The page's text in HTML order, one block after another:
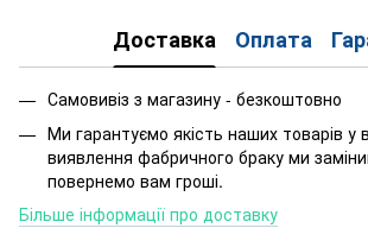
Доставка Оплата
Самовивіз з магазину - безкоштовно
Ми гарантуємо якість наших товарів у
виявлення фабричного браку ми
повернемо вам гроші.
Більше інформації про доставку